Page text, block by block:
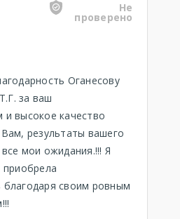
Не
проверено
Оганесову
за ваш
и высокое качество
результаты вашего
мои ожидания.!!! Я
приобрела
благодаря своим ровным